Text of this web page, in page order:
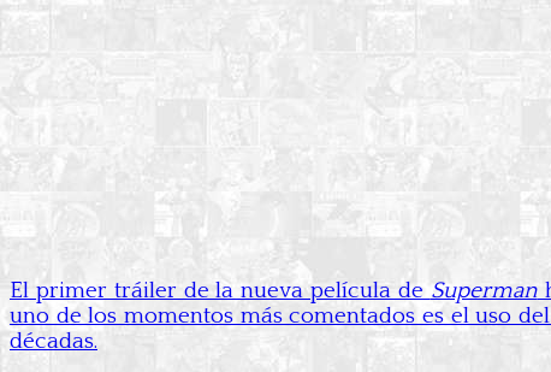
El primer tráiler de la nueva película de Superman
uno de los momentos más comentados es el uso
décadas.